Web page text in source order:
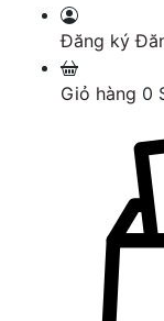
Đăng ký
Giỏ hàng 0